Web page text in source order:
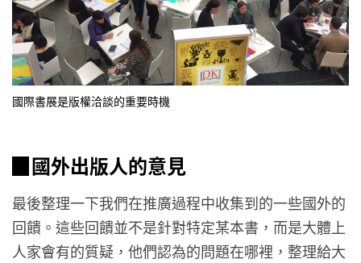
國際書展是版權洽談的重要時機
▉國外出版人的意見
最後整理一下我們在推廣過程中收集到的一些國外的
回饋。這些回饋並不是針對特定某本書，而是大體上
人家會有的質疑，他們認為的問題在哪裡，整理給大